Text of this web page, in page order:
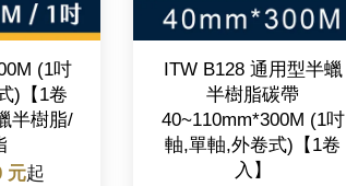
(1吋
)【1卷
半樹脂/
元起
ITW B128 通用型半蠟
半樹脂碳帶
40~110mm*300M (1吋
軸,單軸,外卷式)【1卷
入】